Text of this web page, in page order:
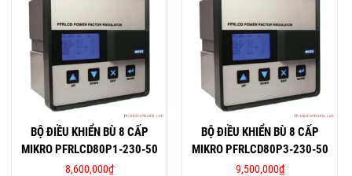
BỘ ĐIỀU KHIỂN BÙ 8 CẤP
MIKRO PFRLCD80P1-230-50
8,600,000₫
BỘ ĐIỀU KHIỂN BÙ 8 CẤP
MIKRO PFRLCD80P3-230-50
9,500,000₫